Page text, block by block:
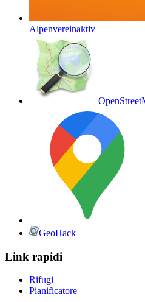
Alpenvereinaktiv
GeoHack
Link rapidi
Rifugi
Pianificatore